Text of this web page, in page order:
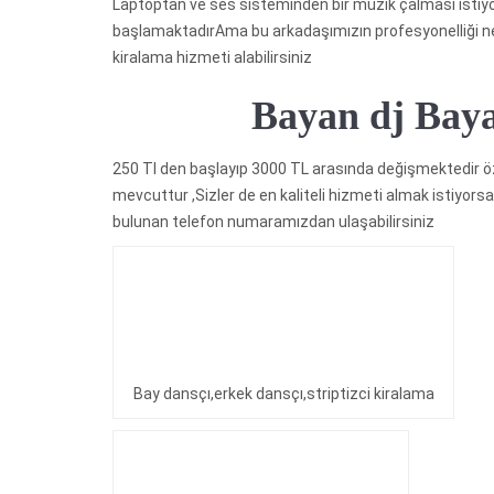
Laptoptan ve ses sisteminden bir müzik çalması
başlamaktadırAma bu arkadaşımızın
kiralama hizmeti alabilirsiniz
Bayan dj Bayan
250 Tl den başlayıp 3000 TL arasında değişmektedir
mevcuttur ,Sizler de en kaliteli hizmeti almak
bulunan telefon numaramızdan ulaşabilirsiniz
Bay dansçı,erkek dansçı,striptizci kiralama